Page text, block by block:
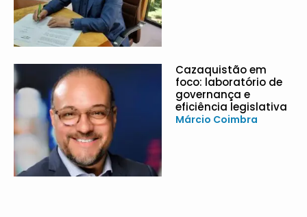
Cazaquistão em
foco: laboratório de
governança e
eficiência legislativa
Márcio Coimbra